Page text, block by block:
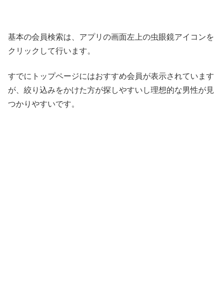
基本の会員検索は、アプリの画面左上の虫眼鏡アイコンを
クリックして行います。
すでにトップページにはおすすめ会員が表示されています
が、絞り込みをかけた方が探しやすいし理想的な男性が見
つかりやすいです。